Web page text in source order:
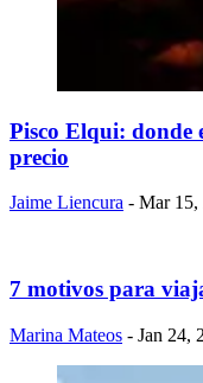
Pisco Elqui: donde
precio
Jaime Liencura - Mar 15,
7 motivos para
Marina Mateos - Jan 24,